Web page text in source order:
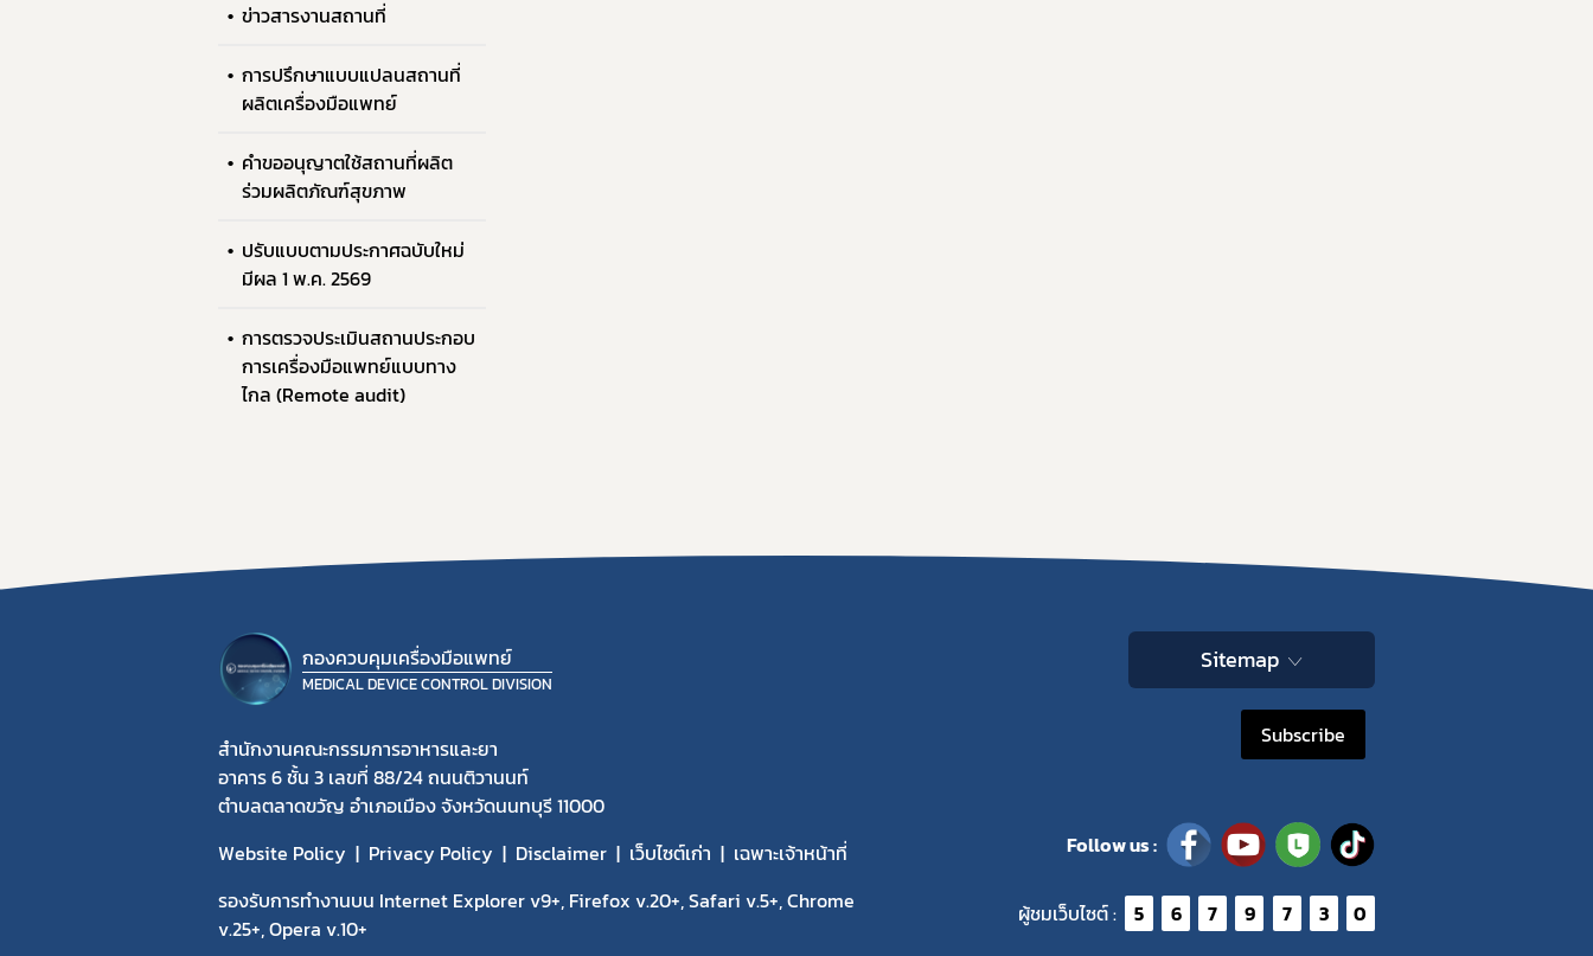
ข่าวสารงานสถานที่
การปรึกษาแบบแปลนสถานที่
ผลิตเครื่องมือแพทย์
คำขออนุญาตใช้สถานที่ผลิต
ร่วมผลิตภัณฑ์สุขภาพ
ปรับแบบตามประกาศฉบับใหม่
มีผล 1 พ.ค. 2569
การตรวจประเมินสถานประกอบ
การเครื่องมือแพทย์แบบทาง
ไกล (Remote audit)
กองควบคุมเครื่องมือแพทย์
MEDICAL DEVICE CONTROL DIVISION
สำนักงานคณะกรรมการอาหารและยา
อาคาร 6 ชั้น 3 เลขที่ 88/24 ถนนติวานนท์
ตำบลตลาดขวัญ อำเภอเมือง จังหวัดนนทบุรี 11000
Website Policy
Privacy Policy Disclaimer เว็บไซต์เก่า
เฉพาะเจ้าหน้าที่
รองรับการทำงานบน Internet Explorer v9+, Firefox v.20+, Safari v.5+, Chrome
v.25+, Opera v.10+
Sitemap
Subscribe
Follow us :
ผู้ชมเว็บไซต์ : 5 6 7 9 7 3 0